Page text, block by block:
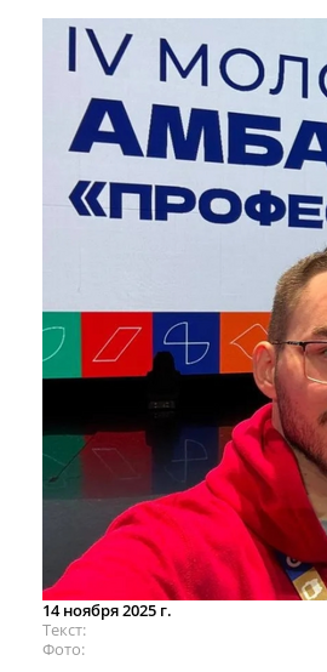
14 ноября 2025 г.
Текст
Фото